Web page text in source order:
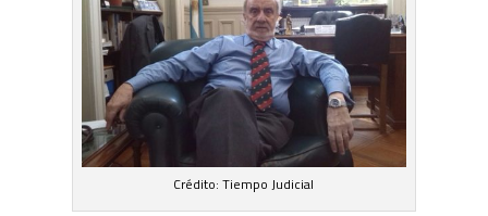
Crédito: Tiempo Judicial